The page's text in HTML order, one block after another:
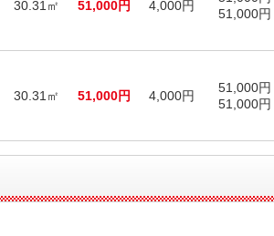
30.31㎡ 51,000円 4,000円
51,000円
30.31㎡ 51,000円 4,000円
51,000円
51,000円